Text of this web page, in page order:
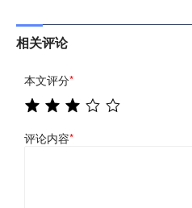
相关评论
本文评分*
评论内容*